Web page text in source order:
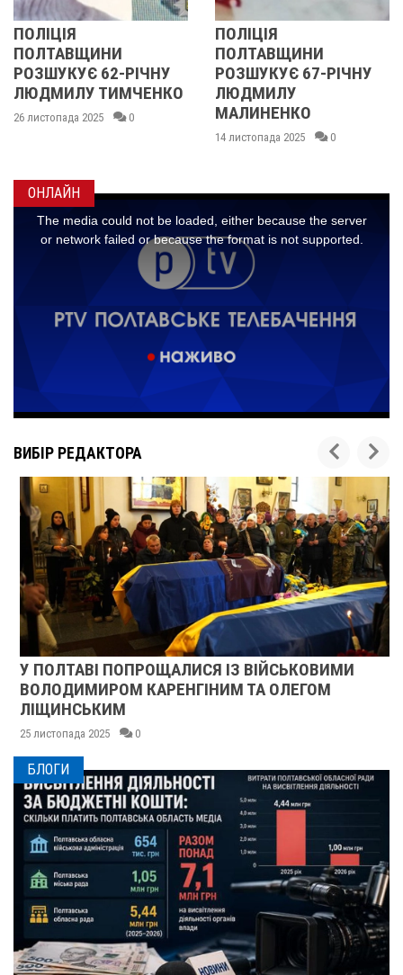
ПОЛІЦІЯ
ПОЛТАВЩИНИ
РОЗШУКУЄ 67-РІЧНУ
ЛЮДМИЛУ
МАЛИНЕНКО
У ПОЛТАВСЬКІЙ
ОБЛАСТІ
РОЗШУКУЮТЬ 62-
РІЧНУ ЗОЮ
14 листопада 2025
ОНЛАЙН
ВИБІР РЕДАКТОРА
У ПОЛТАВІ ПОПРОЩАЛИСЯ ІЗ ВІЙСЬКОВИМИ
ВОЛОДИМИРОМ КАРЕНГІНИМ ТА ОЛЕГОМ
ЛІЩИНСЬКИМ
25 листопада 2025 0
БЛОГИ